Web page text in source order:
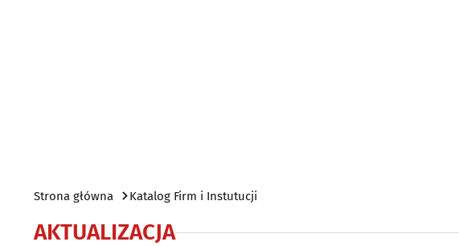
Strona główna Katalog Firm i Instutucji
AKTUALIZACJA